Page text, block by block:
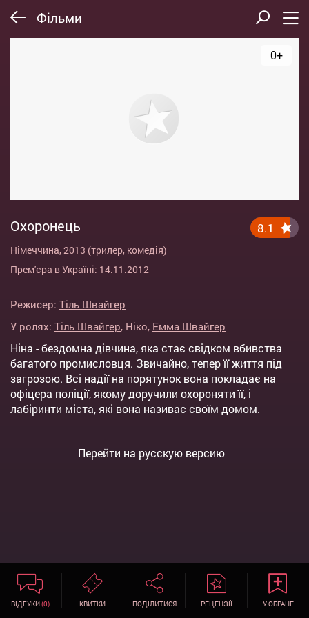
Фільми
0+
Охоронець
Німеччина, 2013 (трилер, комедія)
Прем'єра в Україні: 14.11.2012
8.1
Режисер: Тіль Швайгер
У ролях: Тіль Швайгер, Ніко, Емма Швайгер
Ніна - бездомна дівчина, яка стає свідком вбивства
багатого промисловця. Звичайно, тепер її життя під
загрозою. Всі надії на порятунок вона покладає на
офіцера поліції, якому доручили охороняти її, і
лабіринти міста, які вона називає своїм домом.
Перейти на русскую версию
ВІДГУКИ(0) КВИТКИ ПОДІЛИТИСЯ РЕЦЕНЗІЇ У ОБРАНЕ